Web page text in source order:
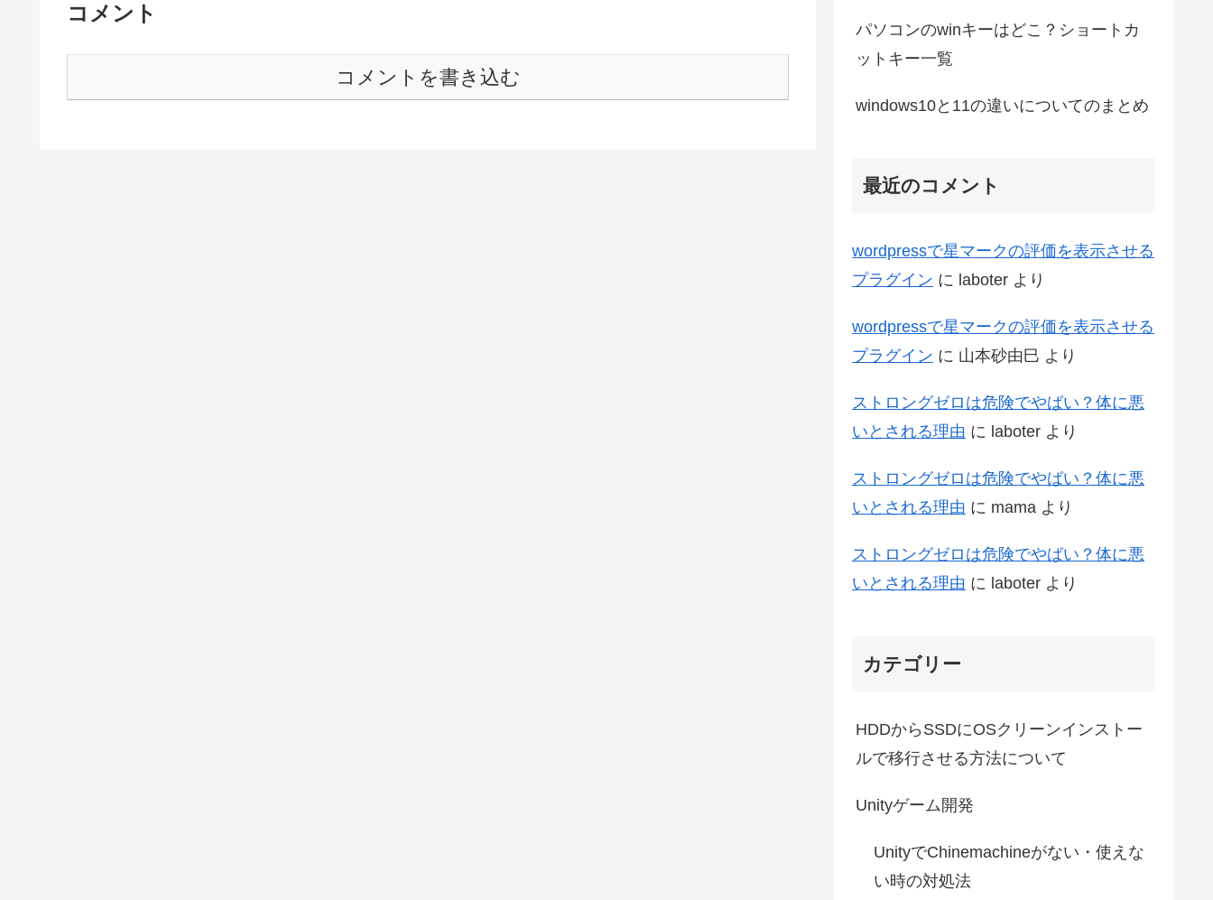
コメント
コメントを書き込む
パソコンのwinキーはどこ？ショートカ
ットキー一覧
windows10と11の違いについてのまとめ
最近のコメント
wordpressで星マークの評価を表示させる
プラグイン に laboter より
wordpressで星マークの評価を表示させる
プラグイン に 山本砂由巳 より
ストロングゼロは危険でやばい？体に悪
いとされる理由 に laboter より
ストロングゼロは危険でやばい？体に悪
いとされる理由 に mama より
ストロングゼロは危険でやばい？体に悪
いとされる理由 に laboter より
カテゴリー
HDDからSSDにOSクリーンインストー
ルで移行させる方法について
Unityゲーム開発
UnityでChinemachineがない・使えな
い時の対処法